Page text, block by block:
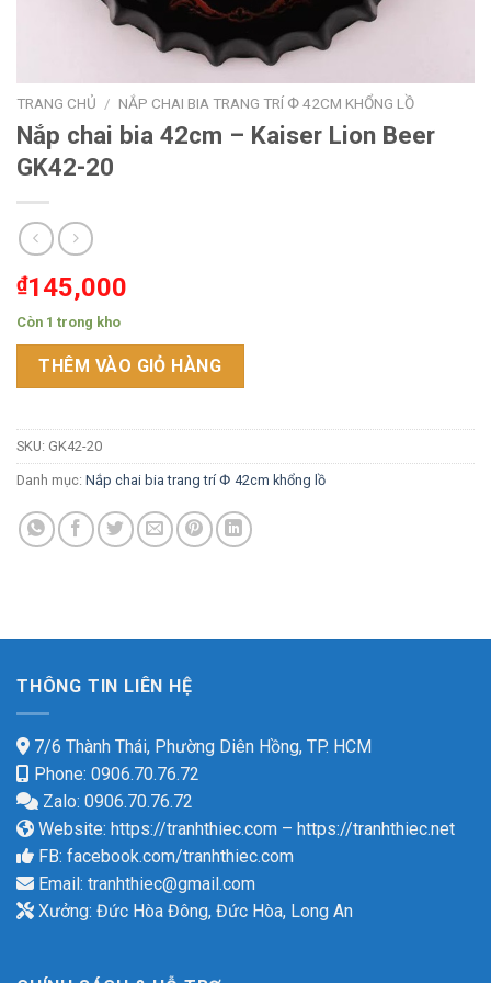
TRANG CHỦ / NẮP CHAI BIA TRANG TRÍ Փ 42CM KHỔNG LỒ
Nắp chai bia 42cm – Kaiser Lion Beer
GK42-20
₫145,000
Còn 1 trong kho
THÊM VÀO GIỎ HÀNG
SKU: GK42-20
Danh mục: Nắp chai bia trang trí Փ 42cm khổng lồ
THÔNG TIN LIÊN HỆ
7/6 Thành Thái, Phường Diên Hồng, TP. HCM
Phone: 0906.70.76.72
Zalo: 0906.70.76.72
Website: https://tranhthiec.com – https://tranhthiec.net
FB: facebook.com/tranhthiec.com
Email: tranhthiec@gmail.com
Xưởng: Đức Hòa Đông, Đức Hòa, Long An